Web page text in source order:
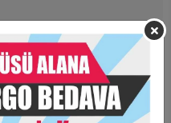
İPTAL